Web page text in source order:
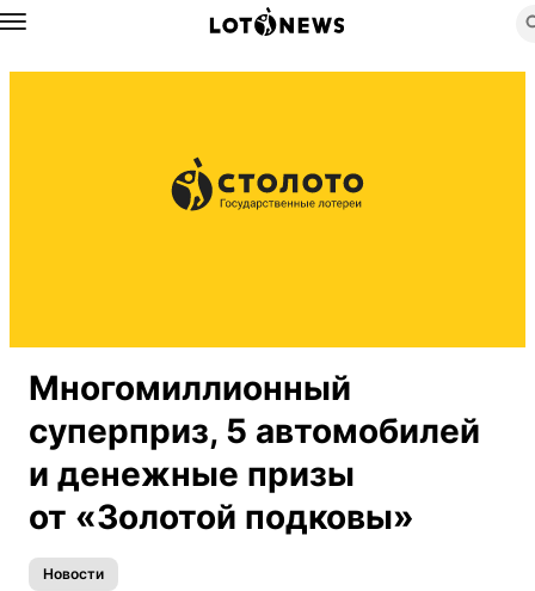
Назад
Многомиллионный
суперприз, 5 автомобилей
и денежные призы
от «Золотой подковы»
Новости